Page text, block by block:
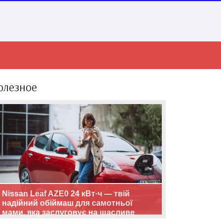
Nissan Leaf AZE0 24 кВт·ч — твій
надійний обіймаш для самотньої
мами, яка заслуговує на щасливе